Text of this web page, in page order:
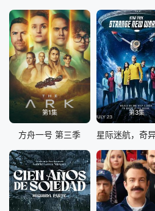
第1集
方舟一号 第三季
第3集